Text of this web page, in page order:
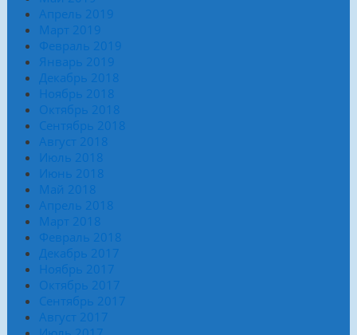
Апрель 2019
Март 2019
Февраль 2019
Январь 2019
Декабрь 2018
Ноябрь 2018
Октябрь 2018
Сентябрь 2018
Август 2018
Июль 2018
Июнь 2018
Май 2018
Апрель 2018
Март 2018
Февраль 2018
Декабрь 2017
Ноябрь 2017
Октябрь 2017
Сентябрь 2017
Август 2017